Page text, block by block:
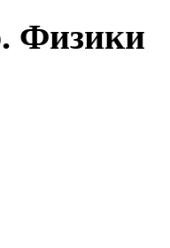
Физики